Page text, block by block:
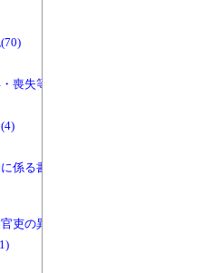
喪失等(0)
係る書類(交付伝票
吏の異動(0)